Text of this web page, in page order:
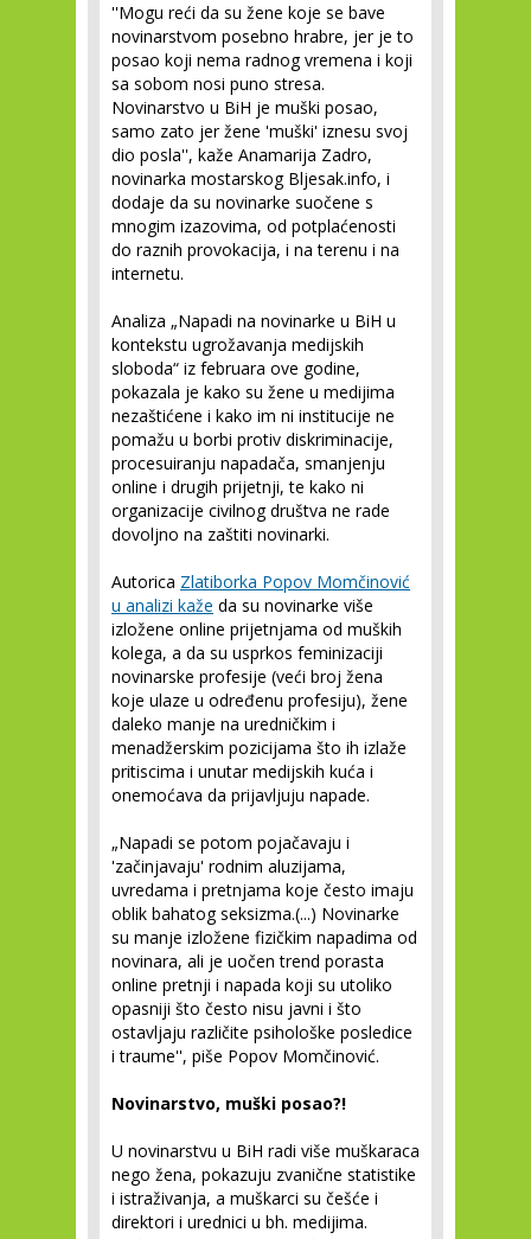
''Mogu reći da su žene koje se bave
novinarstvom posebno hrabre, jer je to
posao koji nema radnog vremena i koji
sa sobom nosi puno stresa.
Novinarstvo u BiH je muški posao,
samo zato jer žene 'muški' iznesu svoj
dio posla'', kaže Anamarija Zadro,
novinarka mostarskog Bljesak.info, i
dodaje da su novinarke suočene s
mnogim izazovima, od potplaćenosti
do raznih provokacija, i na terenu i na
internetu.
Analiza „Napadi na novinarke u BiH u
kontekstu ugrožavanja medijskih
sloboda“ iz februara ove godine,
pokazala je kako su žene u medijima
nezaštićene i kako im ni institucije ne
pomažu u borbi protiv diskriminacije,
procesuiranju napadača, smanjenju
online i drugih prijetnji, te kako ni
organizacije civilnog društva ne rade
dovoljno na zaštiti novinarki.
Autorica Zlatiborka Popov Momčinović
u analizi kaže da su novinarke više
izložene online prijetnjama od muških
kolega, a da su usprkos feminizaciji
novinarske profesije (veći broj žena
koje ulaze u određenu profesiju), žene
daleko manje na uredničkim i
menadžerskim pozicijama što ih izlaže
pritiscima i unutar medijskih kuća i
onemoćava da prijavljuju napade.
„Napadi se potom pojačavaju i
'začinjavaju' rodnim aluzijama,
uvredama i pretnjama koje često imaju
oblik bahatog seksizma.(...) Novinarke
su manje izložene fizičkim napadima od
novinara, ali je uočen trend porasta
online pretnji i napada koji su utoliko
opasniji što često nisu javni i što
ostavljaju različite psihološke posledice
i traume'', piše Popov Momčinović.
Novinarstvo, muški posao?!
U novinarstvu u BiH radi više muškaraca
nego žena, pokazuju zvanične statistike
i istraživanja, a muškarci su češće i
direktori i urednici u bh. medijima.